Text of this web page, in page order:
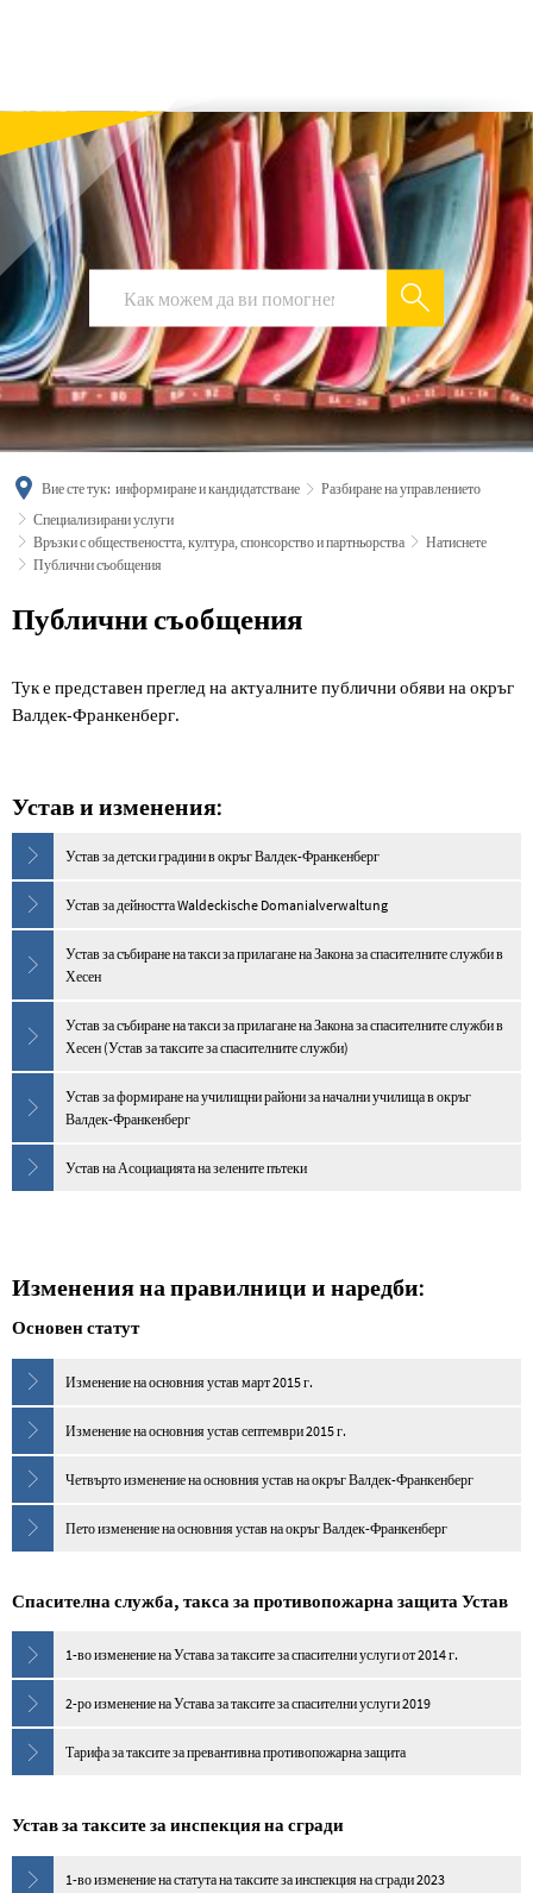
deutsch
Вие сте тук: информиране и кандидатстване
Разбиране на управлението
Специализирани услуги
Връзки с обществеността, култура, спонсорство и партньорства
Натиснете
Публични съобщения
Публични
Публични съобщения
Тук е представен преглед на актуалните публични обяви на окръг
Валдек-Франкенберг.
Устав и изменения:
Устав за детски градини в окръг Валдек-Франкенберг
Устав за дейността Waldeckische Domanialverwaltung
Устав за събиране на такси за прилагане на Закона за спасителните служби в
Хесен
Устав за събиране на такси за прилагане на Закона за спасителните служби в
Хесен (Устав за таксите за спасителните служби)
Устав за формиране на училищни райони за начални училища в окръг
Валдек-Франкенберг
Устав на Асоциацията на зелените пътеки
Изменения на правилници и наредби:
Основен статут
Изменение на основния устав март 2015 г.
Изменение на основния устав септември 2015 г.
Четвърто изменение на основния устав на окръг Валдек-Франкенберг
Пето изменение на основния устав на окръг Валдек-Франкенберг
Спасителна служба, такса за противопожарна защита Устав
1-во изменение на Устава за таксите за спасителни услуги от 2014 г.
2-ро изменение на Устава за таксите за спасителни услуги 2019
Тарифа за таксите за превантивна противопожарна защита
Устав за таксите за инспекция на сгради
1-во изменение на статута на таксите за инспекция на сгради 2023